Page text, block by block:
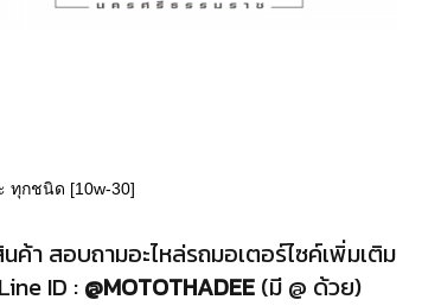
ทุกชนิด [10w-30]
ค้า สอบถามอะไหล่รถมอเตอร์ไซค์เพิ่มเติม
Line ID : @MOTOTHADEE(มี @ ด้วย)